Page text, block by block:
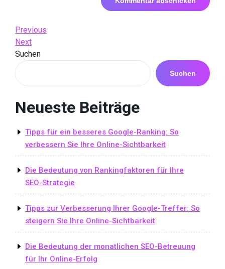
Beitrags-
Navigation
Previous
Post
Previous
Next
Post
Next
Suchen
Suchen
Neueste Beiträge
Tipps für ein besseres Google-Ranking: So
verbessern Sie Ihre Online-Sichtbarkeit
Die Bedeutung von Rankingfaktoren für Ihre
SEO-Strategie
Tipps zur Verbesserung Ihrer Google-Treffer: So
steigern Sie Ihre Online-Sichtbarkeit
Die Bedeutung der monatlichen SEO-Betreuung
für Ihr Online-Erfolg